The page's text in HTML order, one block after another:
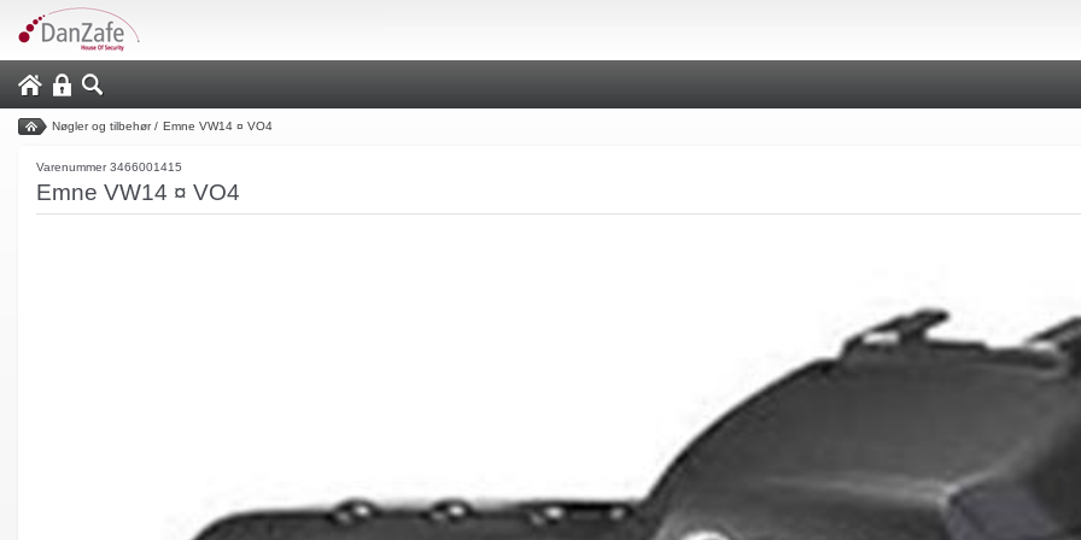
Nøgler og tilbehør/ Emne VW14 ¤ VO4
Varenummer 3466001415
Emne VW14 ¤ VO4